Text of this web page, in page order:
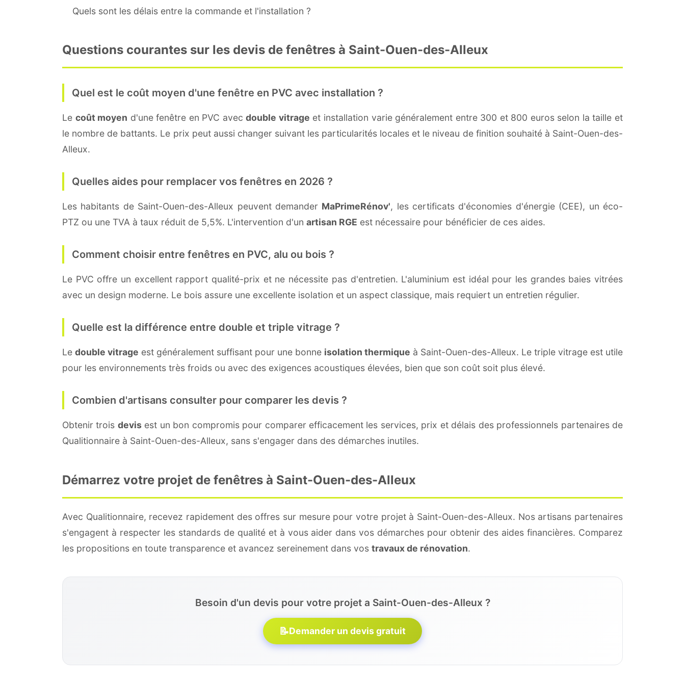
Quels sont les délais entre la commande et l'installation ?
Questions courantes sur les devis de fenêtres à Saint-Ouen-des-Alleux
Quel est le coût moyen d'une fenêtre en PVC avec installation ?
Le coût moyen d'une fenêtre en PVC avecdouble vitrage et installation varie généralement entre 300 et 800 euros selon la taille et
le nombre de battants. Le prix peut aussi changer suivant les particularités locales et le niveau de finition souhaité à Saint-Ouen-des-
Alleux.
Quelles aides pour remplacer vos fenêtres en 2026 ?
Les habitants de Saint-Ouen-des-Alleux peuvent demander MaPrimeRénov', les certificats d'économies d'énergie (CEE), un éco-
PTZ ou une TVA à taux réduit de 5,5%. L'intervention d'un artisan RGE est nécessaire pour bénéficier de ces aides.
Comment choisir entre fenêtres en PVC, alu ou bois ?
Le PVC offre un excellent rapport qualité-prix et ne nécessite pas d'entretien. L'aluminium est idéal pour les grandes baies vitrées
avec un design moderne. Le bois assure une excellente isolation et un aspect classique, mais requiert un entretien régulier.
Quelle est la différence entre double et triple vitrage ?
Le double vitrage est généralement suffisant pour une bonne isolation thermique à Saint-Ouen-des-Alleux. Le triple vitrage est utile
pour les environnements très froids ou avec des exigences acoustiques élevées, bien que son coût soit plus élevé.
Combien d'artisans consulter pour comparer les devis ?
Obtenir trois devisest un bon compromis pour comparer efficacement les services, prix et délais des professionnels partenaires de
Qualitionnaire à Saint-Ouen-des-Alleux, sans s'engager dans des démarches inutiles.
Démarrez votre projet de fenêtres à Saint-Ouen-des-Alleux
Avec Qualitionnaire, recevez rapidement des offres sur mesure pour votre projet à Saint-Ouen-des-Alleux. Nos artisans partenaires
s'engagent à respecter les standards de qualité et à vous aider dans vos démarches pour obtenir des aides financières. Comparez
les propositions en toute transparence et avancez sereinement dans vos travaux de rénovation.
Besoin d'un devis pour votre projet a Saint-Ouen-des-Alleux ?
📝Demander un devis gratuit